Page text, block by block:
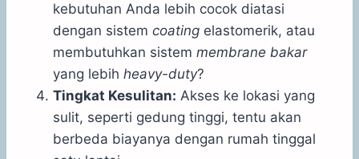
kebutuhan Anda lebih cocok diatasi
dengan sistem coating elastomerik, atau
membutuhkan sistem membrane bakar
yang lebih heavy-duty?
Tingkat Kesulitan: Akses ke lokasi yang
sulit, seperti gedung tinggi, tentu akan
berbeda biayanya dengan rumah tinggal